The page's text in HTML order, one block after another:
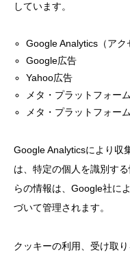
しています。
Google Analytics（アク
Google広告
Yahoo広告
メタ・プラットフォー
メタ・プラットフォー
Google Analyticsにより収
は、特定の個人を識別す
らの情報は、Google社に
づいて管理されます。
クッキーの利用、受け取